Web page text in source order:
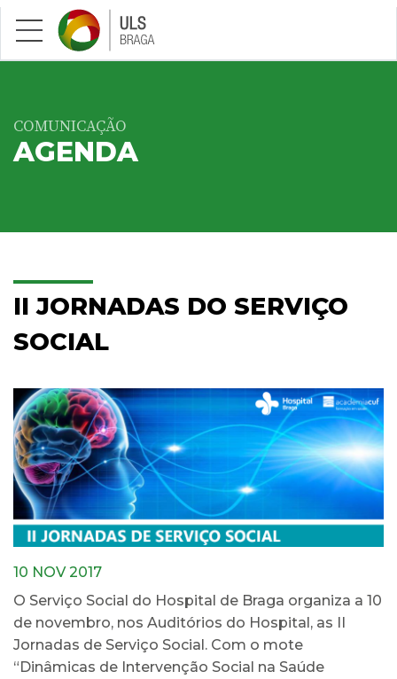
Saltar para conteúdo principal
COMUNICAÇÃO
AGENDA
II JORNADAS DO SERVIÇO
SOCIAL
10 NOV 2017
O Serviço Social do Hospital de Braga organiza a 10
de novembro, nos Auditórios do Hospital, as II
Jornadas de Serviço Social. Com o mote
“Dinâmicas de Intervenção Social na Saúde